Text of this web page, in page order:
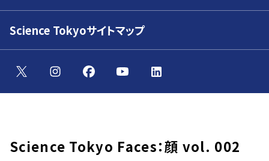
Science Tokyoサイトマップ
Science Tokyo Faces：顔 vol. 002